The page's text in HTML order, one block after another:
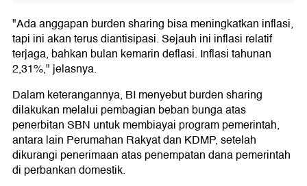
"Ada anggapan burden sharing bisa meningkatkan inflasi,
tapi ini akan terus diantisipasi. Sejauh ini inflasi relatif
terjaga, bahkan bulan kemarin deflasi. Inflasi tahunan
2,31%," jelasnya.
Dalam keterangannya, BI menyebut burden sharing
dilakukan melalui pembagian beban bunga atas
penerbitan SBN untuk membiayai program pemerintah,
antara lain Perumahan Rakyat dan KDMP, setelah
dikurangi penerimaan atas penempatan dana pemerintah
di perbankan domestik.